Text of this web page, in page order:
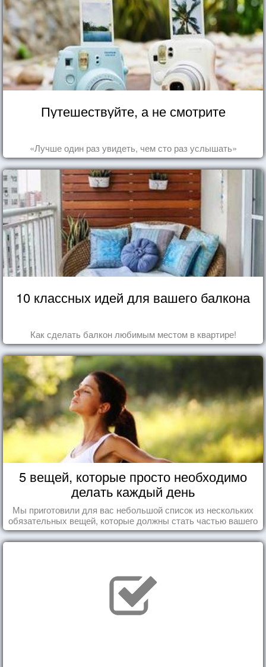
Путешествуйте, а не смотрите
«Лучше один раз увидеть, чем сто раз услышать»
10 классных идей для вашего балкона
Как сделать балкон любимым местом в квартире!
5 вещей, которые просто необходимо
делать каждый день
Мы приготовили для вас небольшой список из нескольких
обязательных вещей, которые должны стать частью вашего
дня.